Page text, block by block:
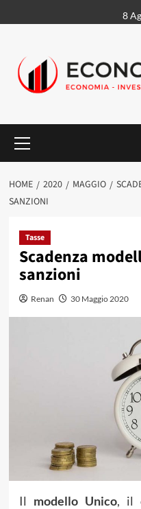
al
8
principale
HOME 2020 MAGGIO
SANZIONI
Tasse
Scadenza
sanzioni
Renan 30 Maggio 2020
Il modello Unico, il